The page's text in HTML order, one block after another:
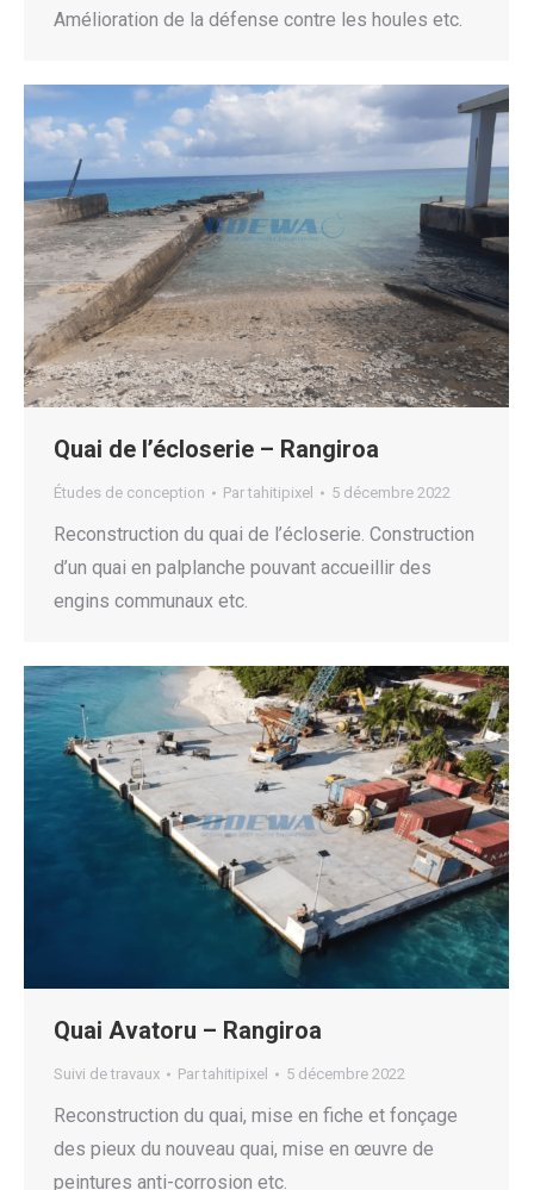
Amélioration de la défense contre les houles etc.
Quai de l’écloserie – Rangiroa
Études de conception Partahitipixel 5 décembre 2022
Reconstruction du quai de l’écloserie. Construction
d’un quai en palplanche pouvant accueillir des
engins communaux etc.
Quai Avatoru – Rangiroa
Suivi de travaux Partahitipixel 5 décembre 2022
Reconstruction du quai, mise en fiche et fonçage
des pieux du nouveau quai, mise en œuvre de
peintures anti-corrosion etc.